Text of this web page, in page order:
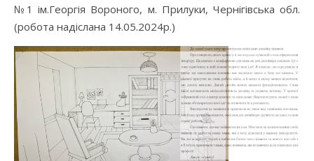
№1 ім.Георгія Вороного, м. Прилуки, Чернігівська обл.
(робота надіслана 14.05.2024р.)